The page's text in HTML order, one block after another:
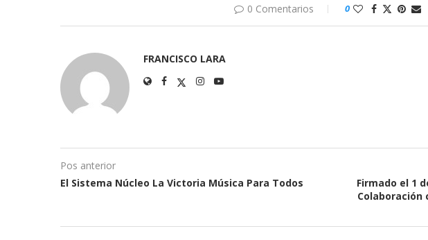
0 Comentarios 0
FRANCISCO LARA
Pos anterior
El Sistema Núcleo La Victoria Música Para Todos
Firmado el 1
Colaboración